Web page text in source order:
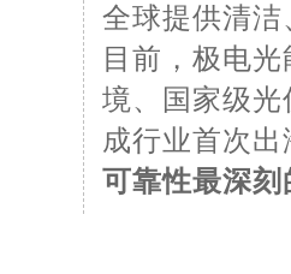
全球提供清
目前，极电
境、国家级
成行业首次出
可靠性最深刻